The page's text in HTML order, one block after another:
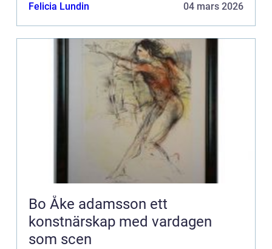
Felicia Lundin 04 mars 2026
Bo Åke adamsson ett
konstnärskap med vardagen
som scen